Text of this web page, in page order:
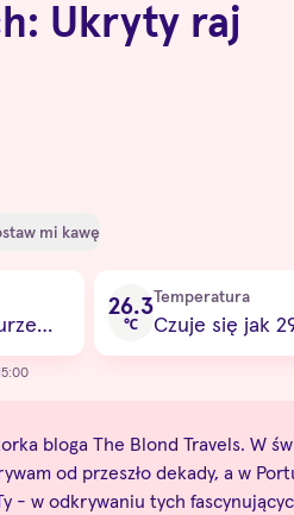
Ukryty raj
mi kawę
Częściowe zachmurzenie
26.3
℃
Temperatura
Czuje się jak
bloga The Blond Travels. W
od przeszło dekady, a w
- w odkrywaniu tych